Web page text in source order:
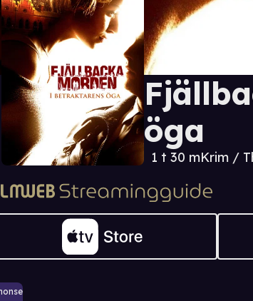
öga
1 t 30 mKrim /